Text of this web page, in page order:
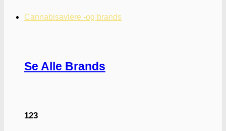
Cannabisavlere -og brands
Se Alle Brands
123